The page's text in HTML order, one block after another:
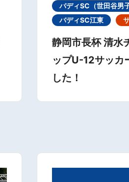
バディSC（世田谷男子
バディSC江東
静岡市長杯 清水
ップU-12サッ
した！